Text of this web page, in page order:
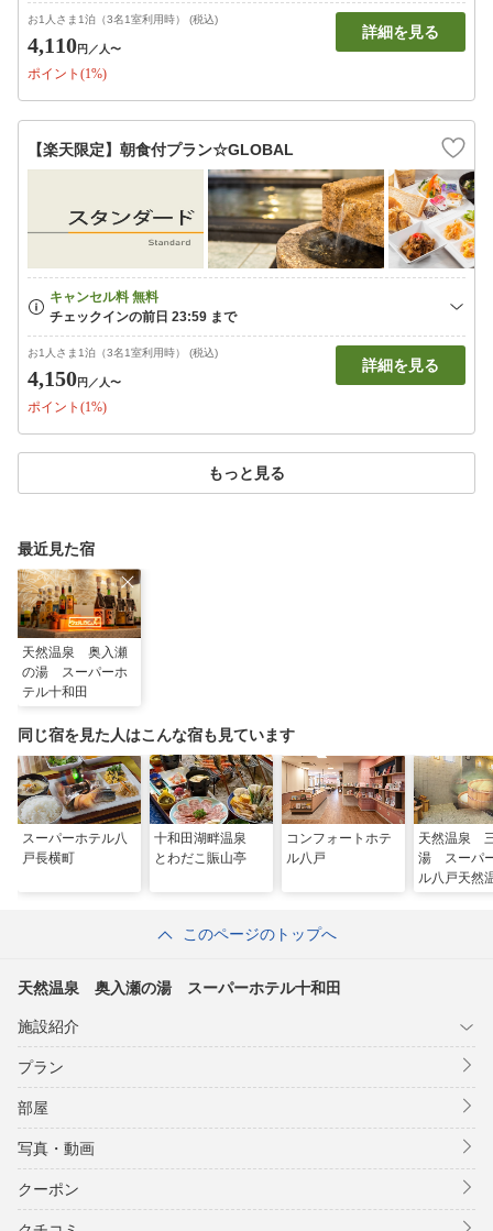
お1人さま1泊（3名1室利用時） (税込)
4,110円 ／人〜
ポイント(1%)
詳細を見る
【楽天限定】朝食付プラン☆GLOBAL
お1人さま1泊（3名1室利用時） (税込)
4,150円 ／人〜
ポイント(1%)
詳細を見る
もっと見る
最近見た宿
天然温泉 奥入瀬
の湯 スーパーホ
テル十和田
同じ宿を見た人はこんな宿も見ています
スーパーホテル八
戸長横町
十和田湖畔温泉
とわだこ賑山亭
コンフォートホテ
ル八戸
天然温泉
湯 スーパ
ル八戸天然
このページのトップへ
天然温泉 奥入瀬の湯 スーパーホテル十和田
施設紹介
プラン
部屋
写真・動画
クーポン